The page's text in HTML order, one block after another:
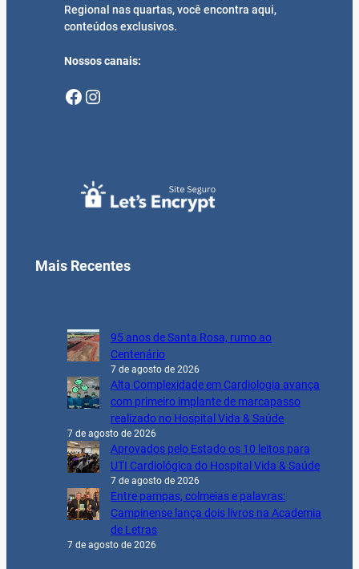
Regional nas quartas, você encontra aqui,
conteúdos exclusivos.
Nossos canais:
Facebook Instagram
Mais Recentes
95 anos de Santa Rosa, rumo ao
Centenário
7 de agosto de 2026
Alta Complexidade em Cardiologia avança
com primeiro implante de marcapasso
realizado no Hospital Vida & Saúde
7 de agosto de 2026
Aprovados pelo Estado os 10 leitos para
UTI Cardiológica do Hospital Vida & Saúde
7 de agosto de 2026
Entre pampas, colmeias e palavras:
Campinense lança dois livros na Academia
de Letras
7 de agosto de 2026